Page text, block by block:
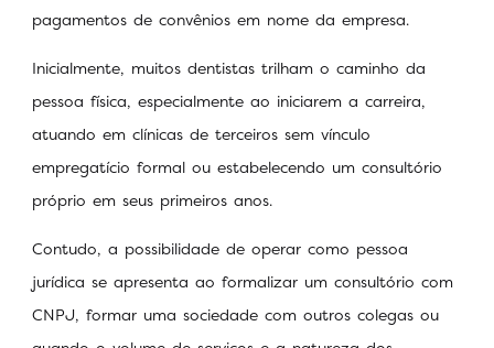
pagamentos de convênios em nome da empresa.
Inicialmente, muitos dentistas trilham o caminho da
pessoa física, especialmente ao iniciarem a carreira,
atuando em clínicas de terceiros sem vínculo
empregatício formal ou estabelecendo um consultório
próprio em seus primeiros anos.
Contudo, a possibilidade de operar como pessoa
jurídica se apresenta ao formalizar um consultório com
CNPJ, formar uma sociedade com outros colegas ou